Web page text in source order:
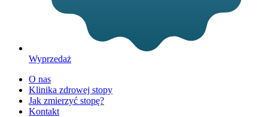
Wyprzedaż
O nas
Klinika zdrowej stopy
Jak zmierzyć stopę?
Kontakt